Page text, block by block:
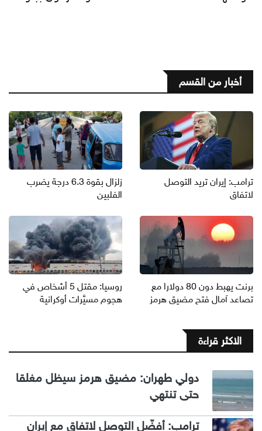
أخبار من القسم
ترامب: إيران تريد التوصل
لاتفاق
زلزال بقوة 6.3 درجة يضرب
الفلبين
برنت يهبط دون 80 دولارا مع
تصاعد آمال فتح مضيق هرمز
روسيا: مقتل 5 أشخاص في
هجوم مسيَّرات أوكرانية
الاكثر قراءة
دولي طهران: مضيق هرمز سيظل مغلقا
حتى تنتهي
ترامب: أفضّل التوصل لاتفاق مع إيران